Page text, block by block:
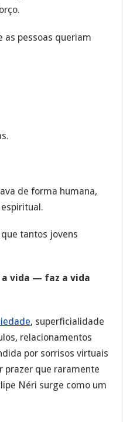
as pessoas queriam
de forma humana,
tantos jovens
a vida — faz a vida
, superficialidade
relacionamentos
por sorrisos virtuais
prazer que raramente
Néri surge como um